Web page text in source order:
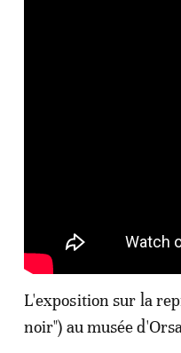
L'exposition sur la
noir") au musée